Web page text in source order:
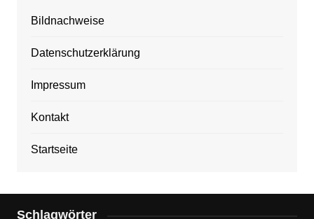
Bildnachweise
Datenschutzerklärung
Impressum
Kontakt
Startseite
Schlagwörter